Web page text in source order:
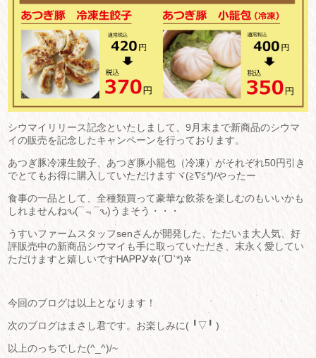
シウマイリリース記念といたしまして、9月末まで新商品のシウマ
イの販売を記念したキャンペーンを行っております。
あつぎ豚冷凍生餃子、あつぎ豚小籠包（冷凍）がそれぞれ50円引き
でとてもお得に購入していただけますヾ(≧∇≦*)/やったー
食事の一品として、全種類買って豪華な飲茶を楽しむのもいいかも
しれませんねԅ(¯﹃¯ԅ)うまそう・・・
うすいファームスタッフsenさんが開発した、ただいま大人気、好
評販売中の新商品シウマイも手に取っていただき、末永く愛してい
ただけますと嬉しいですᎻᎪᏢᏢᎽ✲(ˊᗜˋ*)✲
今回のブログは以上となります！
次のブログはまさし君です。お楽しみに(⁠ ⁠╹⁠▽⁠╹⁠ ⁠)
以上のっちでした(^_^)/~